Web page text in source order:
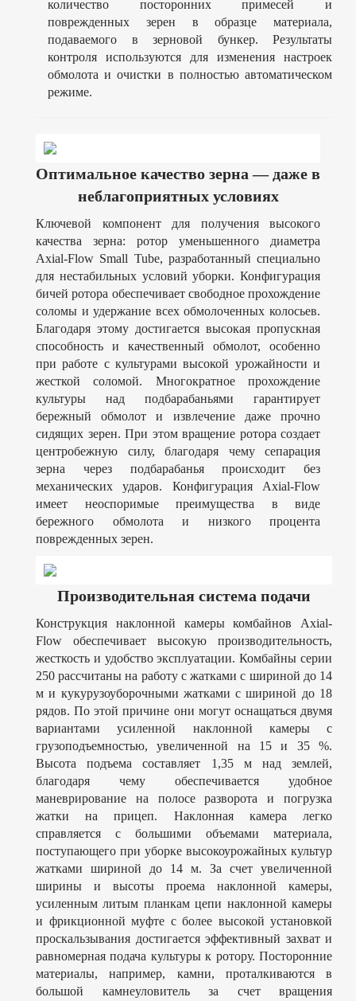
количество посторонних примесей и
поврежденных зерен в образце материала,
подаваемого в зерновой бункер. Результаты
контроля используются для изменения настроек
обмолота и очистки в полностью автоматическом
режиме.
Оптимальное качество зерна — даже в
неблагоприятных условиях
Ключевой компонент для получения высокого
качества зерна: ротор уменьшенного диаметра
Axial-Flow Small Tube, разработанный специально
для нестабильных условий уборки. Конфигурация
бичей ротора обеспечивает свободное прохождение
соломы и удержание всех обмолоченных колосьев.
Благодаря этому достигается высокая пропускная
способность и качественный обмолот, особенно
при работе с культурами высокой урожайности и
жесткой соломой. Многократное прохождение
культуры над подбарабаньями гарантирует
бережный обмолот и извлечение даже прочно
сидящих зерен. При этом вращение ротора создает
центробежную силу, благодаря чему сепарация
зерна через подбарабанья происходит без
механических ударов. Конфигурация Axial-Flow
имеет неоспоримые преимущества в виде
бережного обмолота и низкого процента
поврежденных зерен.
Производительная система подачи
Конструкция наклонной камеры комбайнов Axial-
Flow обеспечивает высокую производительность,
жесткость и удобство эксплуатации. Комбайны серии
250 рассчитаны на работу с жатками с шириной до 14
м и кукурузоуборочными жатками с шириной до 18
рядов. По этой причине они могут оснащаться двумя
вариантами усиленной наклонной камеры с
грузоподъемностью, увеличенной на 15 и 35 %.
Высота подъема составляет 1,35 м над землей,
благодаря чему обеспечивается удобное
маневрирование на полосе разворота и погрузка
жатки на прицеп. Наклонная камера легко
справляется с большими объемами материала,
поступающего при уборке высокоурожайных культур
жатками шириной до 14 м. За счет увеличенной
ширины и высоты проема наклонной камеры,
усиленным литым планкам цепи наклонной камеры
и фрикционной муфте с более высокой установкой
проскальзывания достигается эффективный захват и
равномерная подача культуры к ротору. Посторонние
материалы, например, камни, проталкиваются в
большой камнеуловитель за счет вращения